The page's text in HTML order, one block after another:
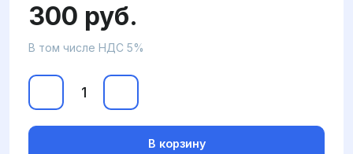
300 руб.
В том числе НДС 5%
В корзину